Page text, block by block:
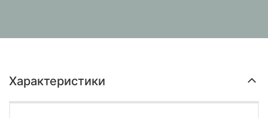
Характеристики